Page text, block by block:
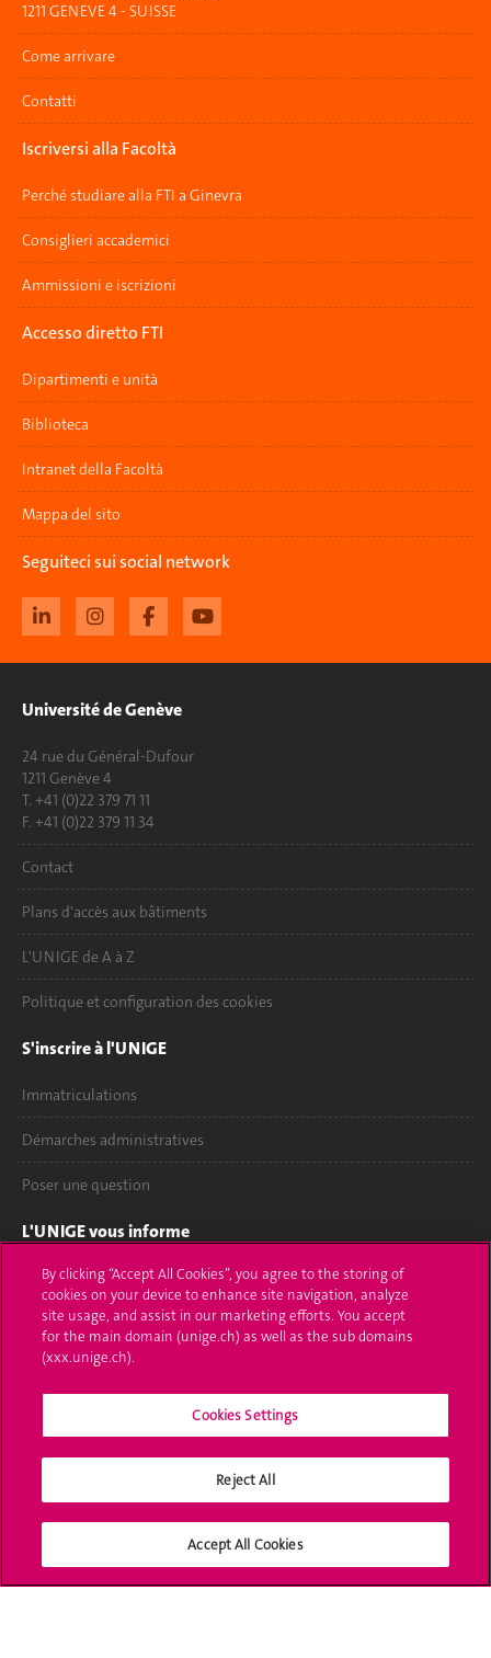
1211 GENEVE 4 - SUISSE
Come arrivare
Contatti
Iscriversi alla Facoltà
Perché studiare alla FTI a Ginevra
Consiglieri accademici
Ammissioni e iscrizioni
Accesso diretto FTI
Dipartimenti e unità
Biblioteca
Intranet della Facoltà
Mappa del sito
Seguiteci sui social network
Université de Genève
24 rue du Général-Dufour
1211 Genève 4
T. +41 (0)22 379 71 11
F. +41 (0)22 379 11 34
Contact
Plans d'accès aux bâtiments
L'UNIGE de A à Z
Politique et configuration des cookies
S'inscrire à l'UNIGE
Immatriculations
Démarches administratives
Poser une question
L'UNIGE vous informe
UNIGE Mobile
Médias
Offres d'emploi
Calendrier académique
Médias sociaux UNIGE
By clicking “Accept All Cookies”, you agree to the storing of
cookies on your device to enhance site navigation, analyze
site usage, and assist in our marketing efforts. You accept
for the main domain (unige.ch) as well as the sub domains
(xxx.unige.ch).
Cookies Settings
Reject All
Accept All Cookies